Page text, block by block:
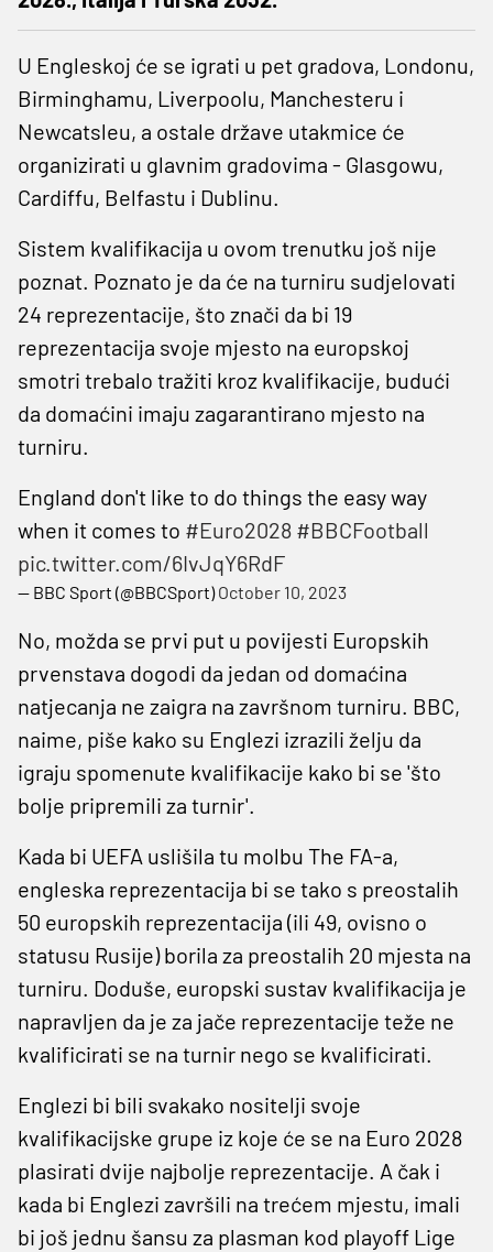
U Engleskoj će se igrati u pet gradova, Londonu,
Birminghamu, Liverpoolu, Manchesteru i
Newcatsleu, a ostale države utakmice će
organizirati u glavnim gradovima - Glasgowu,
Cardiffu, Belfastu i Dublinu.
Sistem kvalifikacija u ovom trenutku još nije
poznat. Poznato je da će na turniru sudjelovati
24 reprezentacije, što znači da bi 19
reprezentacija svoje mjesto na europskoj
smotri trebalo tražiti kroz kvalifikacije, budući
da domaćini imaju zagarantirano mjesto na
turniru.
England don't like to do things the easy way
when it comes to #Euro2028 #BBCFootball
pic.twitter.com/6IvJqY6RdF
— BBC Sport (@BBCSport)October 10, 2023
No, možda se prvi put u povijesti Europskih
prvenstava dogodi da jedan od domaćina
natjecanja ne zaigra na završnom turniru. BBC,
naime, piše kako su Englezi izrazili želju da
igraju spomenute kvalifikacije kako bi se 'što
bolje pripremili za turnir'.
Kada bi UEFA uslišila tu molbu The FA-a,
engleska reprezentacija bi se tako s preostalih
50 europskih reprezentacija (ili 49, ovisno o
statusu Rusije) borila za preostalih 20 mjesta na
turniru. Doduše, europski sustav kvalifikacija je
napravljen da je za jače reprezentacije teže ne
kvalificirati se na turnir nego se kvalificirati.
Englezi bi bili svakako nositelji svoje
kvalifikacijske grupe iz koje će se na Euro 2028
plasirati dvije najbolje reprezentacije. A čak i
kada bi Englezi završili na trećem mjestu, imali
bi još jednu šansu za plasman kod playoff Lige